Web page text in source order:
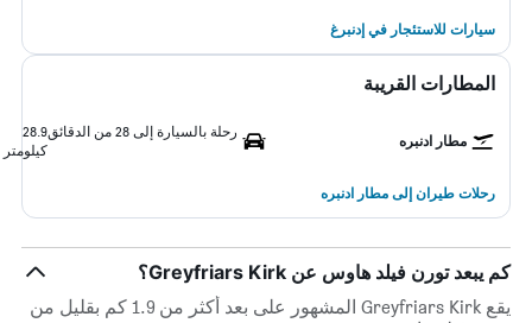
سيارات للاستئجار في إدنبرغ
المطارات القريبة
مطار ادنبره
رحلة بالسيارة إلى 28 من الدقائق
28.9
كيلومتر
رحلات طيران إلى مطار ادنبره
كم يبعد تورن فيلد هاوس عن Greyfriars Kirk؟
يقع Greyfriars Kirk المشهور على بعد أكثر من 1.9 كم بقليل من